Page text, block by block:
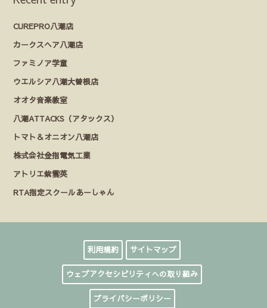
CUREPRO八潮店
カークスヘア八潮店
ファミノア学童
ウエルシア八潮大曽根店
オオタ音楽教室
八潮ATTACKS（アタックス）
トマト＆オニオン八潮店
株式会社金指電気工業
アトリエ紫雲英
RTA指定スクールあーしゃん
利用規約 サイトマップ
ウェブアクセシビリティへの取り組み
プライバシーポリシー